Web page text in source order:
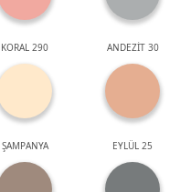
KORAL 290 ANDEZİT 30
ŞAMPANYA EYLÜL 25